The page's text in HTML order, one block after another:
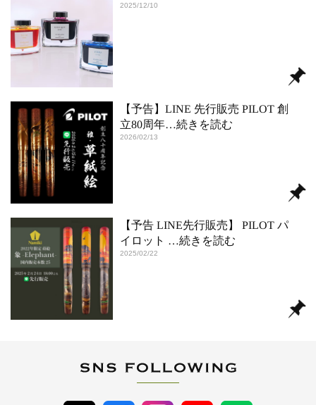
2025/12/10
【予告】LINE 先行販売 PILOT 創
立80周年…続きを読む
2026/02/13
【予告 LINE先行販売】 PILOT パ
イロット …続きを読む
2025/02/22